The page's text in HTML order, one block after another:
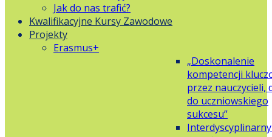
Jak do nas trafić?
Kwalifikacyjne Kursy Zawodowe
Projekty
Erasmus+
„Doskonalenie
kompetencji
przez nauczycieli,
do uczniowskiego
sukcesu”